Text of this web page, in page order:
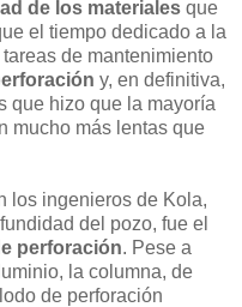
de los materiales que
el tiempo dedicado a la
de mantenimiento
y, en definitiva,
que hizo que la mayoría
mucho más lentas que
los ingenieros de Kola,
del pozo, fue el
perforación. Pese a
la columna, de
de perforación